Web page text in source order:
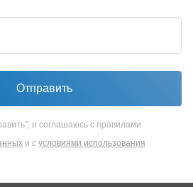
Отправить
я соглашаюсь с правилами
и с условиями использования